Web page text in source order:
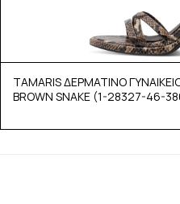
TAMARIS ΔΕΡΜΑΤΙΝΟ
BROWN SNAKE (1-28327-46-